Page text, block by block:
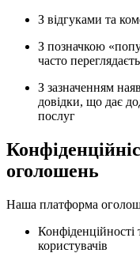
З відгуками та
З позначкою
часто
З зазначенням
довідки, що дає
послуг
оголошень
Наша платформа
користувачів